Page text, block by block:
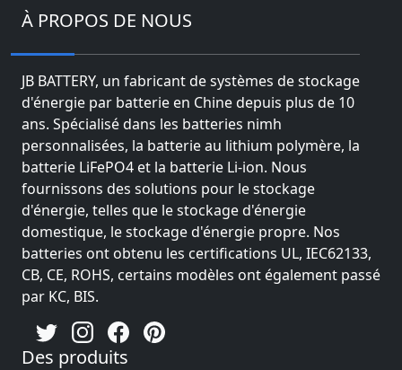
À PROPOS DE NOUS
JB BATTERY, un fabricant de systèmes de stockage
d'énergie par batterie en Chine depuis plus de 10
ans. Spécialisé dans les batteries nimh
personnalisées, la batterie au lithium polymère, la
batterie LiFePO4 et la batterie Li-ion. Nous
fournissons des solutions pour le stockage
d'énergie, telles que le stockage d'énergie
domestique, le stockage d'énergie propre. Nos
batteries ont obtenu les certifications UL, IEC62133,
CB, CE, ROHS, certains modèles ont également passé
par KC, BIS.
Des produits